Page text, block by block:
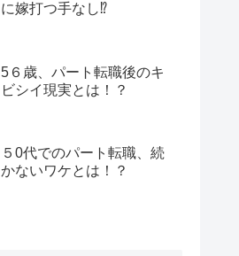
に嫁打つ手なし⁉
5６歳、パート転職後のキ
ビシイ現実とは！？
５0代でのパート転職、続
かないワケとは！？